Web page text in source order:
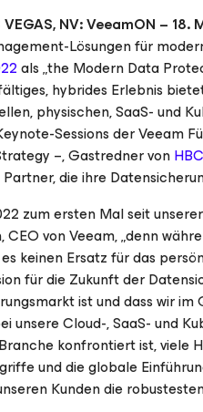
NV: VeeamON – 18.
Lösungen für
als „the Modern Data
hybrides Erlebnis
physischen, SaaS- und
Sessions der Veeam
–, Gastredner vonHBC
die ihre
zum ersten Mal seit
CEO von Veeam, „denn
keinen Ersatz für das
für die Zukunft der
ist und dass wir
unsere Cloud-, SaaS- und
konfrontiert ist, viele
und die globale
Kunden die